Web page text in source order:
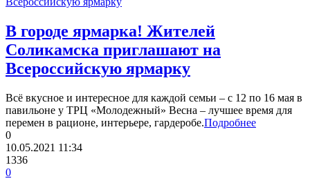
В городе ярмарка! Жителей
Соликамска приглашают на
Всероссийскую ярмарку
Всё вкусное и интересное для каждой семьи – с 12 по 16 мая в
павильоне у ТРЦ «Молодежный» Весна – лучшее время для
перемен в рационе, интерьере, гардеробе.Подробнее
0
10.05.2021 11:34
1336
0